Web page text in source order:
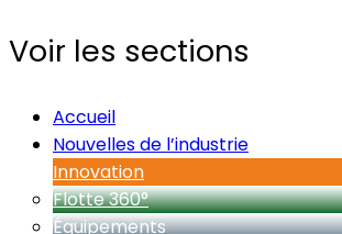
Voir les sections
Accueil
Nouvelles de l’industrie
Innovation
Flotte 360°
Équipements